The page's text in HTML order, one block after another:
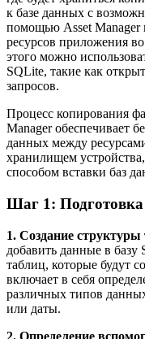
к базе данных с
помощью Asset Manager
ресурсов приложения
этого можно
SQLite, такие как
запросов.
Процесс копирования
Manager обеспечивает
данных между
хранилищем
способом вставки баз
Шаг 1:
1. Создание структуры
добавить данные в
таблиц, которые будут
включает в себя
различных типов
или даты.
2. Определение